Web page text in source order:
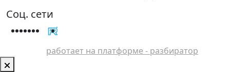
Соц. сети
работает на платформе - разбиратор